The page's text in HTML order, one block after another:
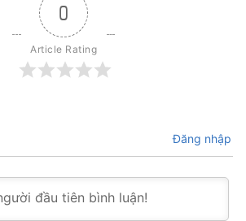
0
Article Rating
Đăng nhập